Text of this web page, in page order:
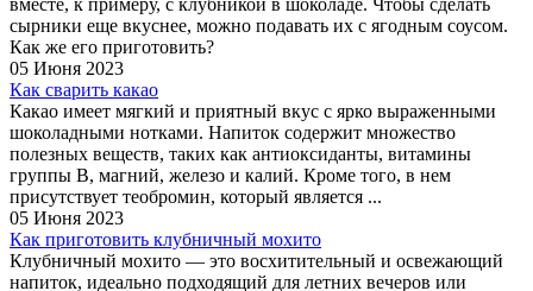
сырники еще вкуснее, можно подавать их с ягодным соусом.
Как же его приготовить?
05 Июня 2023
Как сварить какао
Какао имеет мягкий и приятный вкус с ярко выраженными
шоколадными нотками. Напиток содержит множество
полезных веществ, таких как антиоксиданты, витамины
группы B, магний, железо и калий. Кроме того, в нем
присутствует теобромин, который является ...
05 Июня 2023
Как приготовить клубничный мохито
Клубничный мохито — это восхитительный и освежающий
напиток, идеально подходящий для летних вечеров или